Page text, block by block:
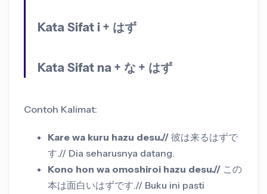
Kata Sifat i + はず
Kata Sifat na + な + はず
Contoh Kalimat:
Kare wa kuru hazu desu.// 彼は来るはずで
す.// Dia seharusnya datang.
Kono hon wa omoshiroi hazu desu.// この
本は面白いはずです.// Buku ini pasti